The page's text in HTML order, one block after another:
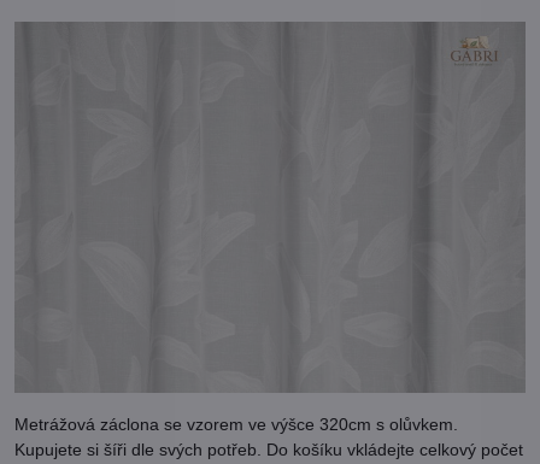
Metrážová záclona se vzorem ve výšce 320cm s olůvkem.
Kupujete si šíři dle svých potřeb. Do košíku vkládejte celkový počet